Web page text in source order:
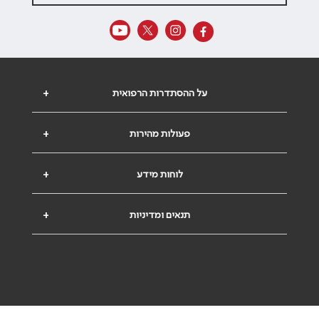
+ על ההסתדרות הרפואית
+ פעולות מהירות
+ לוחות מידע
+ תנאים ומדיניות